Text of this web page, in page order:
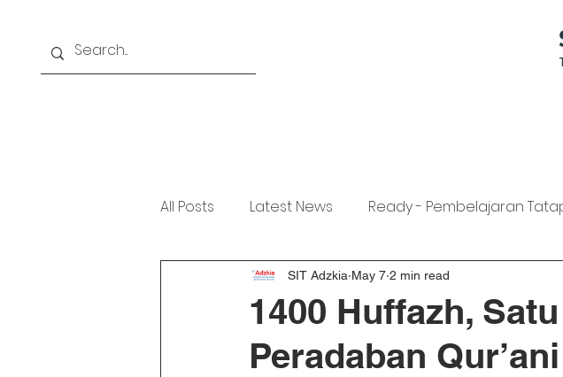
All Posts Latest News Ready - Pembelajaran
1400 Huffazh,
Peradaban Qur’ani
SIT Adzkia May 7 2 min read